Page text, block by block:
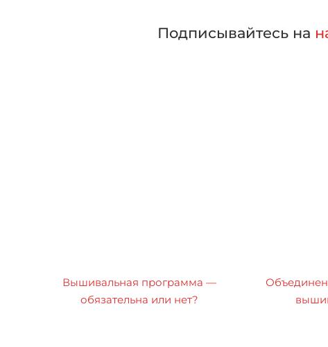
Подписывайтесь на
Вышивальная программа —
обязательна или нет?